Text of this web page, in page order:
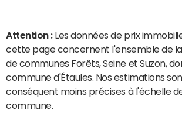
Attention : Les données de prix
cette page concernent l'ensemble de
de communes Forêts, Seine et Suzon,
commune d'Étaules. Nos estimations
conséquent moins précises à l'échelle
commune.